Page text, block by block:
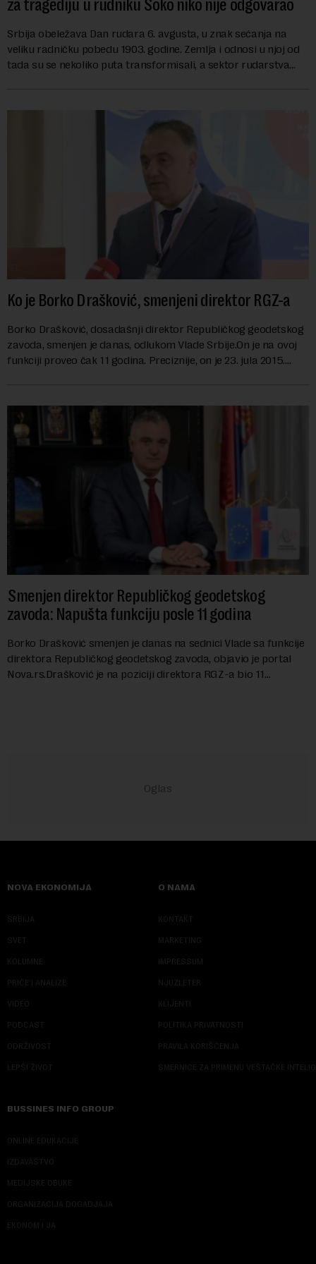
za tragediju u rudniku Soko niko nije odgovarao
Srbija obeležava Dan rudara 6. avgusta, u znak sećanja na
veliku radničku pobedu 1903. godine. Zemlja i odnosi u njoj od
tada su se nekoliko puta transformisali, a sektor rudarstva
Ko je Borko Drašković, smenjeni direktor RGZ-a
Borko Drašković, dosadašnji direktor Republičkog geodetskog
zavoda, smenjen je danas, odlukom Vlade Srbije.On je na ovoj
funkciji proveo čak 11 godina. Preciznije, on je 23. jula 2015.
Smenjen direktor Republičkog geodetskog
zavoda: Napušta funkciju posle 11 godina
Borko Drašković smenjen je danas na sednici Vlade sa funkcije
direktora Republičkog geodetskog zavoda, objavio je portal
Nova.rs.Drašković je na poziciji direktora RGZ-a bio 11
NOVA EKONOMIJA
SRBIJA
SVET
KOLUMNE
PRIČE I ANALIZE
VIDEO
PODCAST
ODRŽIVOST
LEPŠI ŽIVOT
O NAMA
KONTAKT
MARKETING
IMPRESSUM
NJUZLETER
KLIJENTI
POLITIKA PRIVATNOSTI
PRAVILA KORIŠĆENJA
SMERNICE ZA PRIMENU VEŠTAČKE
BUSSINES INFO GROUP
ONLINE EDUKACIJE
IZDAVAŠTVO
MEDIJSKE OBUKE
ORGANIZACIJA DOGADJAJA
EKONOM I JA